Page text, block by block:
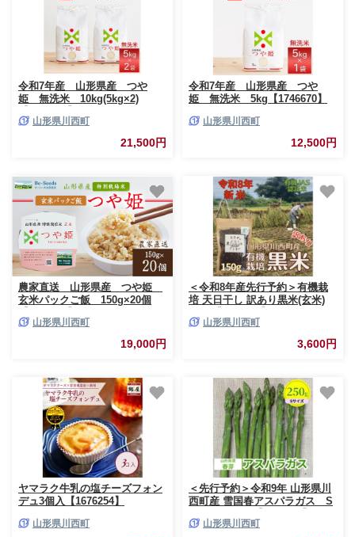
令和7年産 山形県産 つや
姫 無洗米 10kg(5kg×2)
山形県川西町
21,500円
令和7年産 山形県産 つや
姫 無洗米 5kg【1746670】
山形県川西町
12,500円
農家直送 山形県産 つや姫
玄米パックご飯 150g×20個
山形県川西町
19,000円
＜令和8年産先行予約＞有機栽
培 天日干し 訳あり黒米(玄米)
山形県川西町
3,600円
ヤマラク牛乳の塩チーズフォン
デュ3個入【1676254】
山形県川西町
＜先行予約＞令和9年 山形県川
西町産 雪国春アスパラガス S
山形県川西町